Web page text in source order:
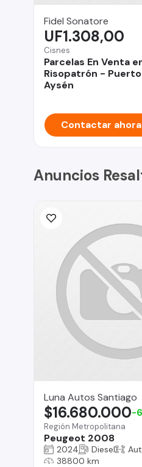
Fidel Sonatore
Cisnes
Parcelas En Venta
Risopatrón -
Aysén
UF1.308,00
Contactar ahora
Anuncios
Luna Autos Santiago
Región Metropolitana
Peugeot 2008
$16.680.000-
2024 Diesel
38800 km